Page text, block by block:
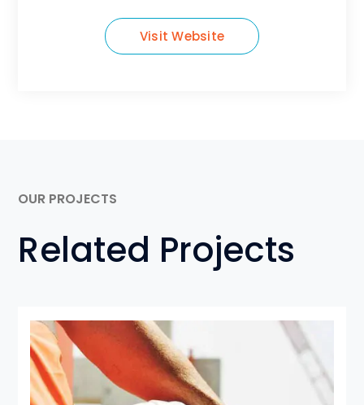
Visit Website
OUR PROJECTS
Related Projects